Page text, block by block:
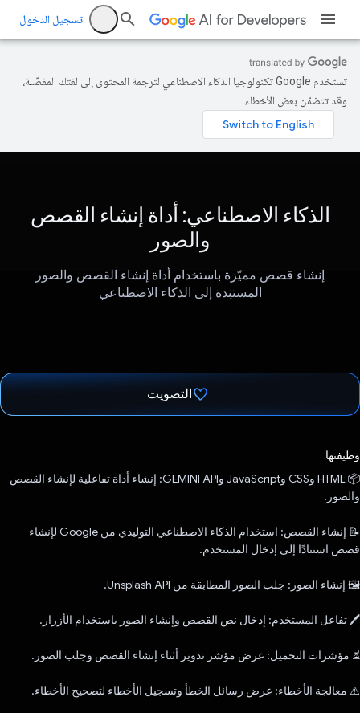
تسجيل الدخول
تستخدم Google تكنولوجيا الذكاء الاصطناعي لترجمة المحتوى إلى لغتك المفضّلة،
وقد تتضمّن بعض الأخطاء.
الذكاء الاصطناعي: أداة إنشاء القصص
والصور
إنشاء قصص مميّزة باستخدام أداة إنشاء القصص والصور
المستنِدة إلى الذكاء الاصطناعي
التصويت
وظيفتها
📦 HTML وCSS وJavaScript وGEMINI API: إنشاء أداة تفاعلية لإنشاء القصص
والصور.
📝 إنشاء القصص: استخدام الذكاء الاصطناعي التوليدي من Google لإنشاء
قصص استنادًا إلى إدخال المستخدم.
🖼️ إنشاء الصور: جلب الصور المطابقة من Unsplash API.
🖊️ تفاعل المستخدم: إدخال نص القصص وإنشاء الصور باستخدام الأزرار.
⏳ مؤشرات التحميل: عرض مؤشر تدوير أثناء إنشاء القصص وجلب الصور.
⚠️ معالجة الأخطاء: عرض رسائل الخطأ وتسجيل الأخطاء لتصحيح الأخطاء.